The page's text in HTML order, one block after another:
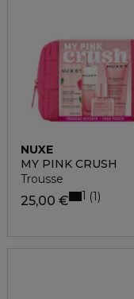
NUXE
MY PINK CRUSH
Trousse
25,00 € 1 1